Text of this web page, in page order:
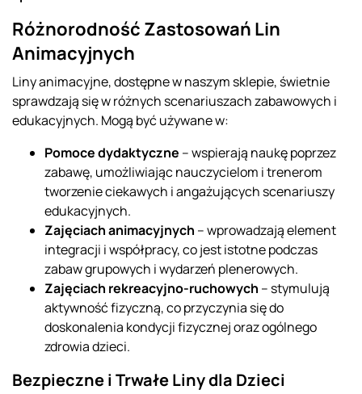
Różnorodność Zastosowań Lin
Animacyjnych
Liny animacyjne, dostępne w naszym sklepie, świetnie
sprawdzają się w różnych scenariuszach zabawowych i
edukacyjnych. Mogą być używane w:
Pomoce dydaktyczne – wspierają naukę poprzez
zabawę, umożliwiając nauczycielom i trenerom
tworzenie ciekawych i angażujących scenariuszy
edukacyjnych.
Zajęciach animacyjnych – wprowadzają element
integracji i współpracy, co jest istotne podczas
zabaw grupowych i wydarzeń plenerowych.
Zajęciach rekreacyjno-ruchowych – stymulują
aktywność fizyczną, co przyczynia się do
doskonalenia kondycji fizycznej oraz ogólnego
zdrowia dzieci.
Bezpieczne i Trwałe Liny dla Dzieci